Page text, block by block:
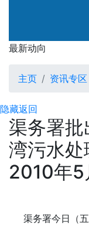
最新动向
最新动向
主页 资讯专区
隐藏返回
渠务署
湾污水
2010年5
渠务署今日（